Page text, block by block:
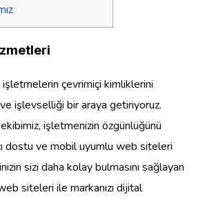
çevrimiçi kimliklerini
işlevselliği bir araya getiriyoruz.
işletmenizin özgünlüğünü
dostu ve mobil uyumlu web siteleri
sizi daha kolay bulmasını sağlayan
siteleri ile markanızı dijital